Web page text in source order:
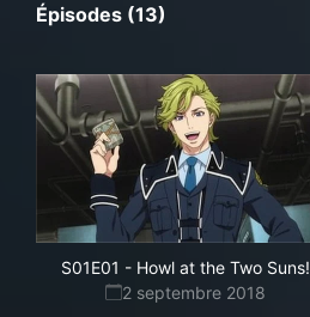
Épisodes (13)
S01E01 - Howl at the Two Suns!
2 septembre 2018